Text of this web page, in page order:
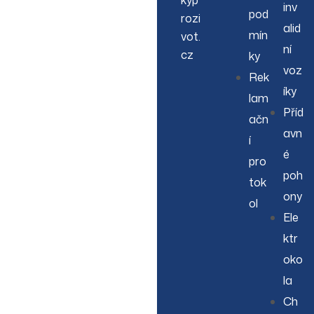
rozi
vot.
cz
pod
mín
ky
Rek
lam
ačn
í
pro
tok
ol
inv
alid
ní
voz
íky
Příd
avn
é
poh
ony
Ele
ktr
oko
la
Ch